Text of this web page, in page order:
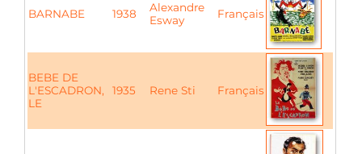
BARNABE 1938
Alexandre
Esway
Français
BEBE DE
L'ESCADRON,
LE
1935 Rene Sti Français